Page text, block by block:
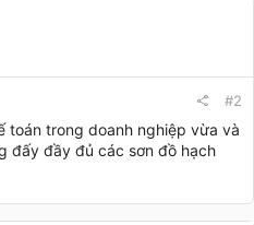
#2
toán trong doanh nghiệp vừa và
đấy đầy đủ các sơn đồ hạch